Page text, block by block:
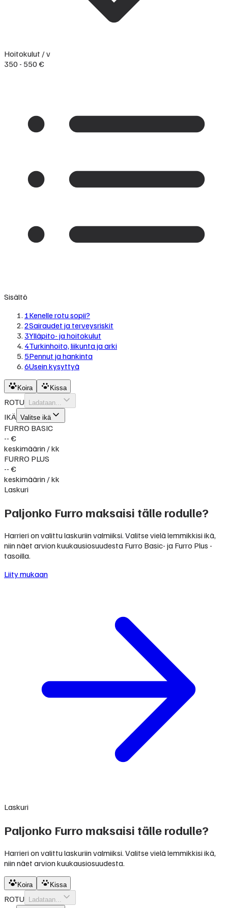
Hoitokulut / v
350 - 550 €
Sisältö
1Kenelle rotu sopii?
2Sairaudet ja terveysriskit
3Ylläpito- ja hoitokulut
4Turkinhoito, liikunta ja arki
5Pennut ja hankinta
6Usein kysyttyä
Koira Kissa
ROTU Ladataan...
IKÄ Valitse ikä
FURRO BASIC
-- €
keskimäärin / kk
FURRO PLUS
-- €
keskimäärin / kk
Laskuri
Paljonko Furro maksaisi tälle rodulle?
Harrieri on valittu laskuriin valmiiksi. Valitse vielä lemmikkisi ikä,
niin näet arvion kuukausiosuudesta Furro Basic- ja Furro Plus -
tasoilla.
Liity mukaan
Laskuri
Paljonko Furro maksaisi tälle rodulle?
Harrieri on valittu laskuriin valmiiksi. Valitse vielä lemmikkisi ikä,
niin näet arvion kuukausiosuudesta.
Koira Kissa
ROTU Ladataan...